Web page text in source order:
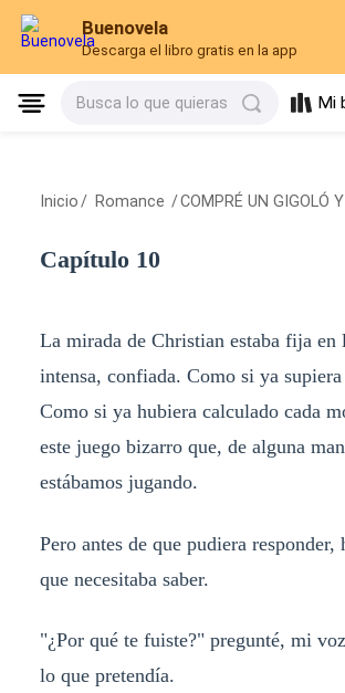
Buenovela
Descarga el libro gratis en la app
Busca lo que quieras Mi
Inicio / Romance /COMPRÉ UN GIGOLÓ Y ERA
Capítulo 10
La mirada de Christian estaba fija en
intensa, confiada. Como si ya supiera
Como si ya hubiera calculado cada
este juego bizarro que, de alguna
estábamos jugando.
Pero antes de que pudiera responder,
que necesitaba saber.
"¿Por qué te fuiste?" pregunté, mi
lo que pretendía.